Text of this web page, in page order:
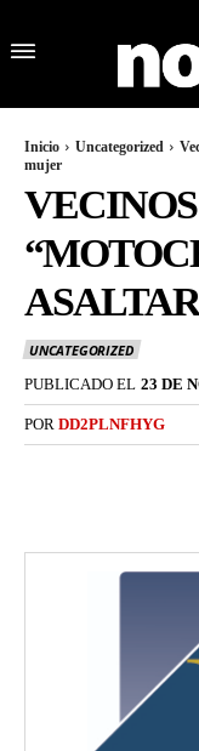
Inicio Uncategorized
mujer
UNCATEGORIZED
PUBLICADO EL 23 DE
POR DD2PLNFHYG